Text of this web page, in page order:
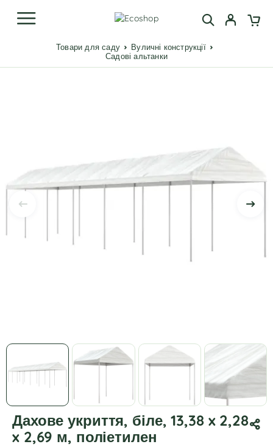
Товари для саду
Вуличні конструкції
Садові альтанки
Дахове укриття, біле, 13,38 x 2,28
x 2,69 м, поліетилен